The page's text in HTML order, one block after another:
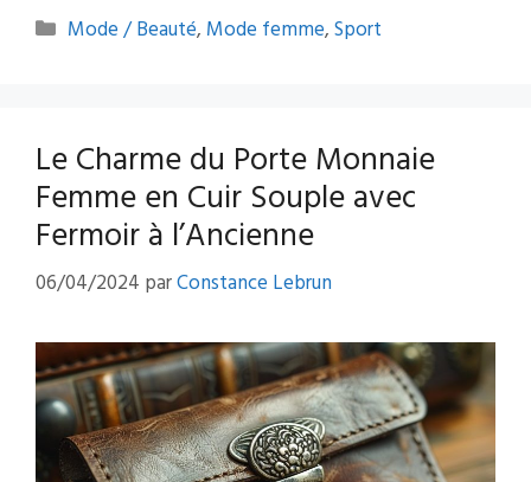
Catégories
Mode / Beauté, Mode femme,Sport
Le Charme du Porte Monnaie
Femme en Cuir Souple avec
Fermoir à l’Ancienne
06/04/2024 parConstance Lebrun